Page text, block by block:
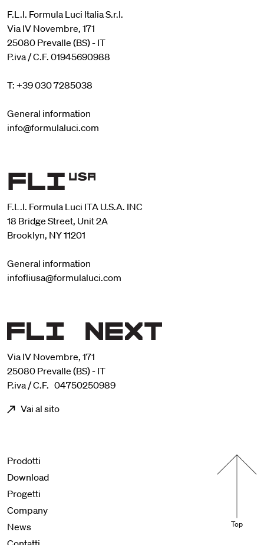
F.L.I. Formula Luci Italia S.r.l.
Via IV Novembre, 171
25080 Prevalle (BS) - IT
P.iva / C.F. 01945690988
T: +39 030 7285038
General information
info@formulaluci.com
F.L.I. Formula Luci ITA U.S.A. INC
18 Bridge Street, Unit 2A
Brooklyn, NY 11201
General information
infofliusa@formulaluci.com
Via IV Novembre, 171
25080 Prevalle (BS) - IT
P.iva / C.F. 04750250989
Vai al sito
Menu footer
Prodotti
Download
Progetti
Company
News
Top